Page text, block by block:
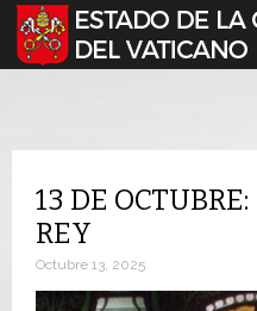
Seleccione su idioma
13 DE
REY
Octubre 13, 2025